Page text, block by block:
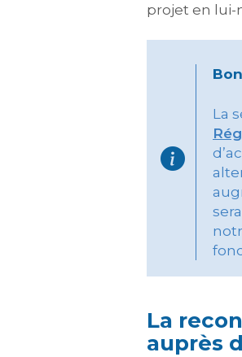
projet en lui-
La
La
auprès